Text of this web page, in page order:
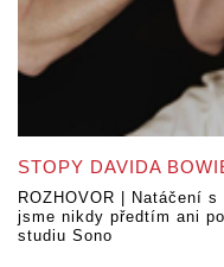
STOPY DAVIDA
ROZHOVOR | Natáčení s
jsme nikdy předtím ani
studiu Sono